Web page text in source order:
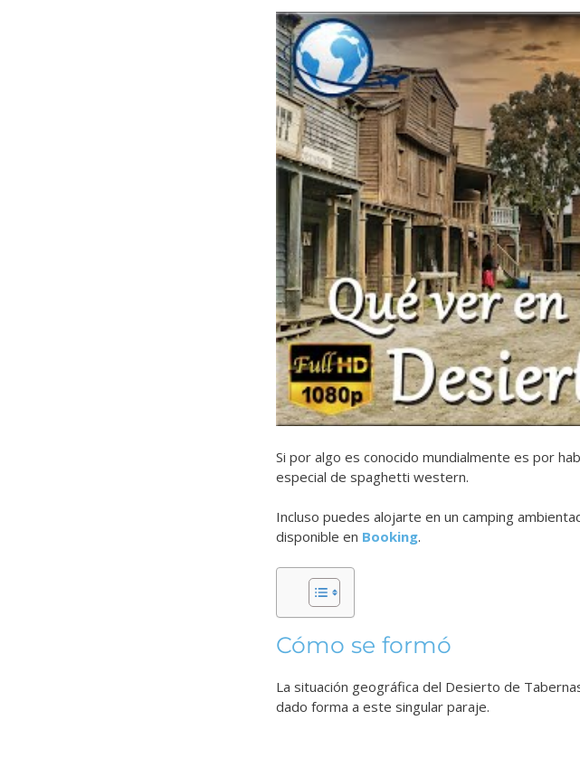
Si por algo es conocido mundialmente es por
especial de spaghetti western.
Incluso puedes alojarte en un camping
disponible en Booking.
Cómo se formó
La situación geográfica del Desierto de
dado forma a este singular paraje.